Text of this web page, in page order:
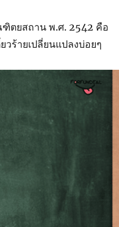
ตยสถาน พ.ศ. 2542 คือ
วร้ายเปลี่ยนแปลงบ่อยๆ